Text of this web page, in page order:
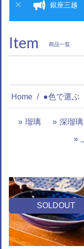
銀座三越
Item 商品一覧
Home ●色で選ぶ
瑠璃 深瑠璃
SOLDOUT